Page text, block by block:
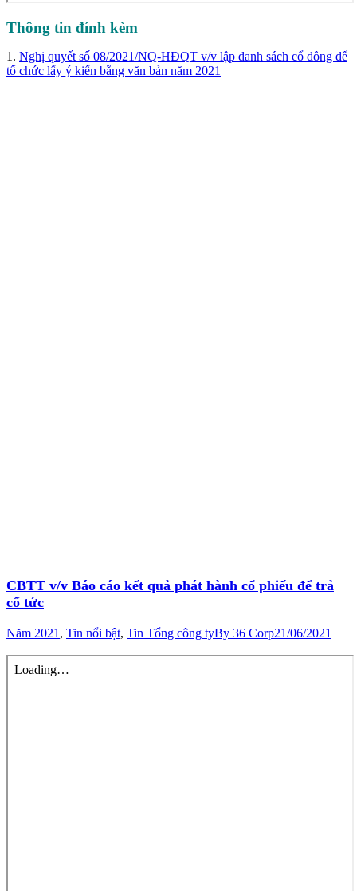
Thông tin đính kèm
1. Nghị quyết số 08/2021/NQ-HĐQT v/v lập danh sách cổ đông để
tổ chức lấy ý kiến bằng văn bản năm 2021
CBTT v/v Báo cáo kết quả phát hành cổ phiếu để trả
cổ tức
Năm 2021 , Tin nổi bật, Tin Tổng công tyBy 36 Corp21/06/2021